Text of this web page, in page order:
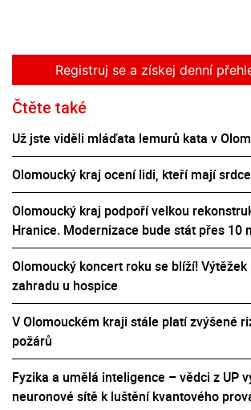
Registruj se a získej denní
Čtěte také
Už jste viděli mláďata lemurů kata v
Olomoucký kraj ocení lidi, kteří mají
Olomoucký kraj podpoří velkou
Hranice. Modernizace bude stát přes 10
Olomoucký koncert roku se blíží!
zahradu u hospice
V Olomouckém kraji stále platí zvýšené
požárů
Fyzika a umělá inteligence – vědci z UP
neuronové sítě k luštění kvantového